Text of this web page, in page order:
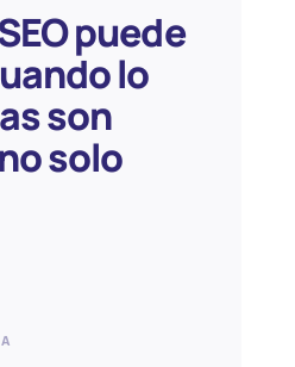
puede
lo
son
solo